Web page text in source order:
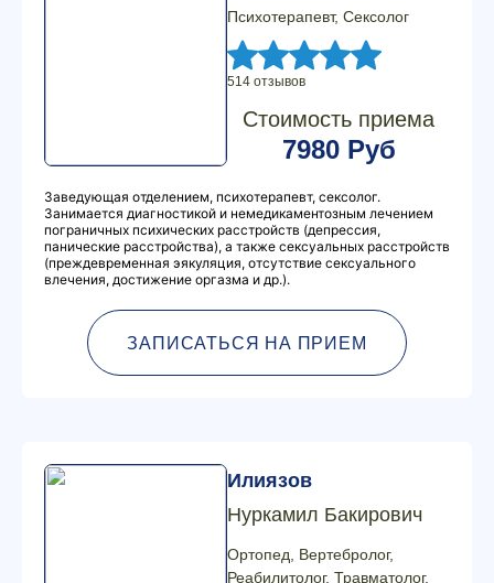
Психотерапевт, Сексолог
514 отзывов
Стоимость приема
7980 Руб
Заведующая отделением, психотерапевт, сексолог.
Занимается диагностикой и немедикаментозным лечением
пограничных психических расстройств (депрессия,
панические расстройства), а также сексуальных расстройств
(преждевременная эякуляция, отсутствие сексуального
влечения, достижение оргазма и др.).
ЗАПИСАТЬСЯ НА ПРИЕМ
Илиязов
Нуркамил Бакирович
Ортопед, Вертебролог,
Реабилитолог, Травматолог,